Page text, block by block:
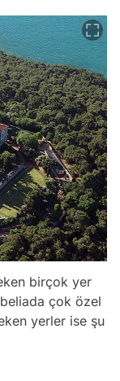
birçok yer
çok özel
yerler ise şu